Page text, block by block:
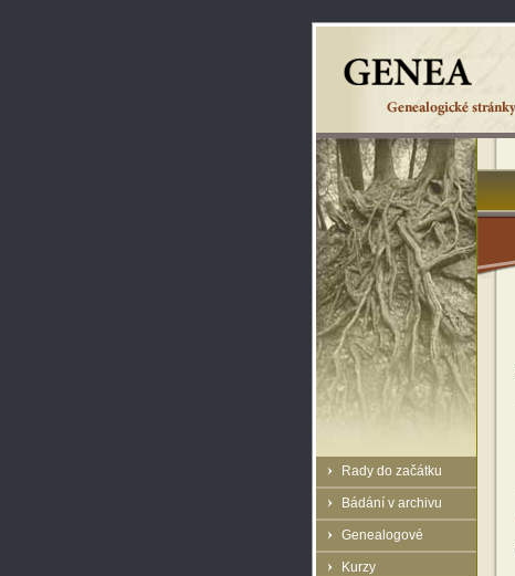
Rady do začátku
Bádání v archivu
Genealogové
Kurzy